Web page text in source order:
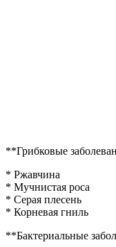
**Грибковые
* Ржавчина
* Мучнистая роса
* Серая плесень
* Корневая гниль
**Бактериальные